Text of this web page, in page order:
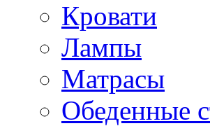
Кровати
Лампы
Матрасы
Обеденные